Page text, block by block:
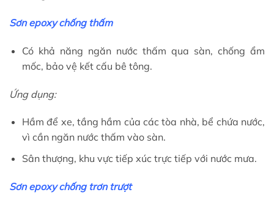
Sơn epoxy chống thấm
Có khả năng ngăn nước thấm qua sàn, chống ẩm
mốc, bảo vệ kết cấu bê tông.
Ứng dụng:
Hầm để xe, tầng hầm của các tòa nhà, bể chứa nước,
vì cần ngăn nước thấm vào sàn.
Sân thượng, khu vực tiếp xúc trực tiếp với nước mưa.
Sơn epoxy chống trơn trượt